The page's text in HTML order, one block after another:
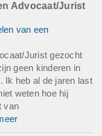
Advocaat/Jurist
van een
Jurist gezocht
geen kinderen in
Ik heb al de jaren last
weten hoe hij
van